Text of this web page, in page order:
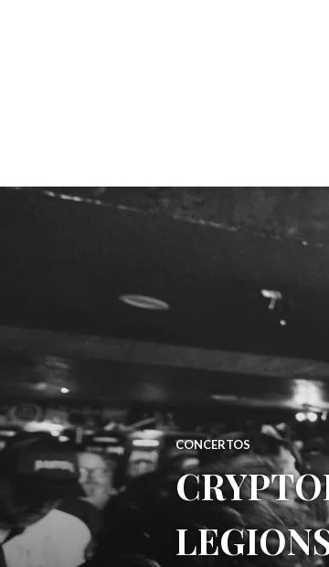
CONCERTOS